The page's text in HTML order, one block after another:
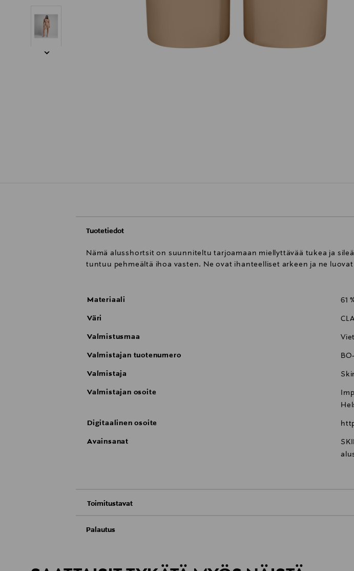
Tuotetiedot
Nämä alusshortsit on suunniteltu tarjoamaan miellyttävää tukea ja
tuntuu pehmeältä ihoa vasten. Ne ovat ihanteelliset arkeen ja ne
Materiaali 61
Väri
Valmistusmaa
Valmistajan tuotenumero
Valmistaja
Valmistajan osoite
Digitaalinen osoite
Avainsanat
Toimitustavat
Palautus